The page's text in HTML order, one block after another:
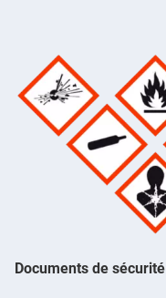
Documents de sécurité